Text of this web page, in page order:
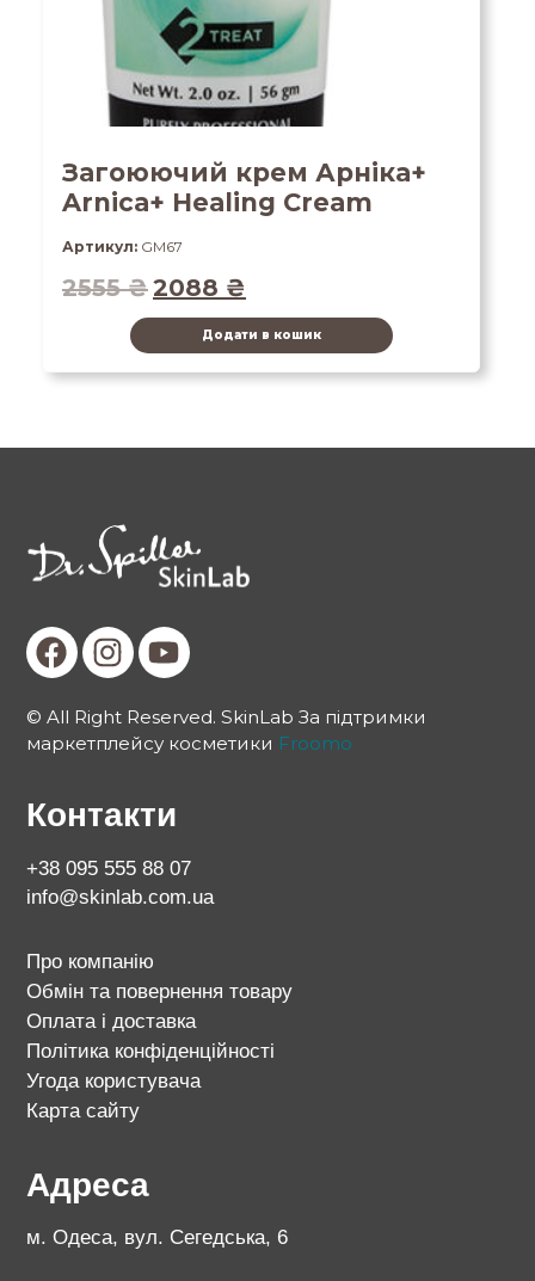
Загоюючий крем Арніка+
Arnica+ Healing Cream
Артикул: GM67
2555₴2088 ₴
Додати в кошик
© All Right Reserved. SkinLab За підтримки
маркетплейсу косметики Froomo
Контакти
+38 095 555 88 07
info@skinlab.com.ua
Про компанію
Обмін та повернення товару
Оплата і доставка
Політика конфіденційності
Угода користувача
Карта сайту
Адреса
м. Одеса, вул. Сегедська, 6